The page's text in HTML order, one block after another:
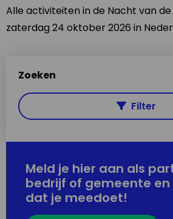
Alle activiteiten in de Nacht van
zaterdag 24 oktober 2026 in
Zoeken
Filter
Meld je hier aan als
bedrijf of gemeente en
dat je meedoet!